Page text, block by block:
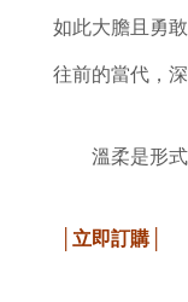
如此大膽且勇
往前的當代，
溫柔是形
│立即訂購│